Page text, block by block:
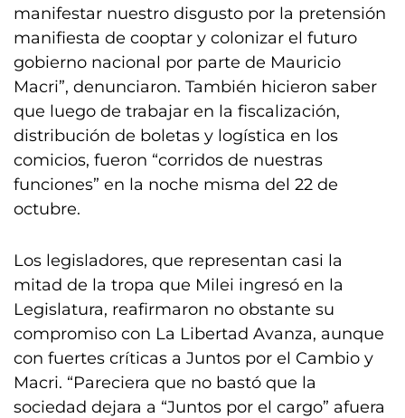
manifestar nuestro disgusto por la pretensión
manifiesta de cooptar y colonizar el futuro
gobierno nacional por parte de Mauricio
Macri”, denunciaron. También hicieron saber
que luego de trabajar en la fiscalización,
distribución de boletas y logística en los
comicios, fueron “corridos de nuestras
funciones” en la noche misma del 22 de
octubre.
Los legisladores, que representan casi la
mitad de la tropa que Milei ingresó en la
Legislatura, reafirmaron no obstante su
compromiso con La Libertad Avanza, aunque
con fuertes críticas a Juntos por el Cambio y
Macri. “Pareciera que no bastó que la
sociedad dejara a “Juntos por el cargo” afuera